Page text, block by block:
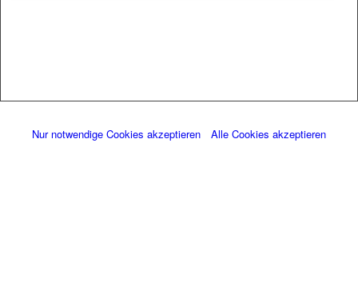
Nur notwendige Cookies akzeptieren Alle Cookies akzeptieren